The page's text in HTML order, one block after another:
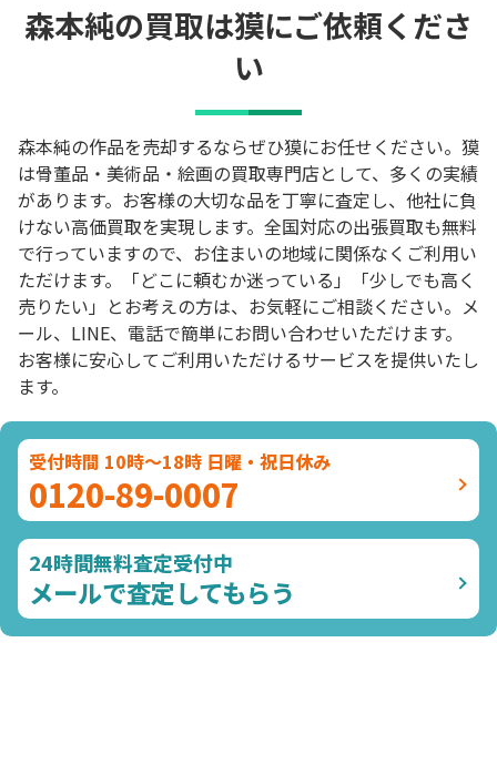
森本純の買取は獏にご依頼くださ
い
森本純の作品を売却するならぜひ獏にお任せください。獏
は骨董品・美術品・絵画の買取専門店として、多くの実績
があります。お客様の大切な品を丁寧に査定し、他社に負
けない高価買取を実現します。全国対応の出張買取も無料
で行っていますので、お住まいの地域に関係なくご利用い
ただけます。「どこに頼むか迷っている」「少しでも高く
売りたい」とお考えの方は、お気軽にご相談ください。メ
ール、LINE、電話で簡単にお問い合わせいただけます。
お客様に安心してご利用いただけるサービスを提供いたし
ます。
受付時間 10時～18時 日曜・祝日休み
0120-89-0007
24時間無料査定受付中
メールで査定してもらう